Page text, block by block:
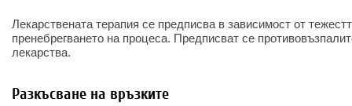
Лекарствената терапия се предписва в зависимост от
пренебрегването на процеса. Предписват се
лекарства.
Разкъсване на връзките